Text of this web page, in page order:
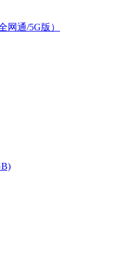
网通/5G版）